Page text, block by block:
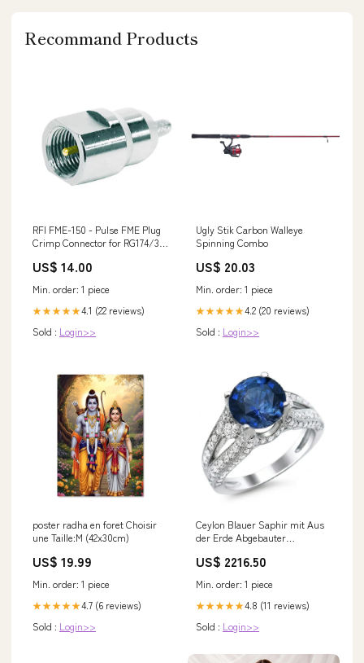
Recommand Products
RFI FME-150 - Pulse FME Plug
Crimp Connector for RG174/316
US$ 14.00
Min. order: 1 piece
★★★★★4.1 (22 reviews)
Sold : Login>>
Ugly Stik Carbon Walleye
Spinning Combo
US$ 20.03
Min. order: 1 piece
★★★★★4.2 (20 reviews)
Sold : Login>>
poster radha en foret Choisir
une Taille:M (42x30cm)
US$ 19.99
Min. order: 1 piece
★★★★★4.7 (6 reviews)
Sold : Login>>
Ceylon Blauer Saphir mit Aus
der Erde Abgebauter
Karat Weißgold 14K 08/11/2021
US$ 2216.50
Min. order: 1 piece
★★★★★4.8 (11 reviews)
Sold : Login>>